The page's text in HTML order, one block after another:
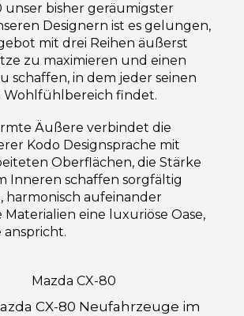
unser bisher geräumigster
Designern ist es gelungen,
mit drei Reihen äußerst
zu maximieren und einen
schaffen, in dem jeder seinen
Wohlfühlbereich findet.
Äußere verbindet die
Kodo Designsprache mit
Oberflächen, die Stärke
Inneren schaffen sorgfältig
harmonisch aufeinander
eine luxuriöse Oase,
anspricht.
CX-80 Neufahrzeuge im